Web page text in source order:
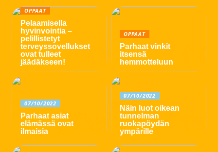
OPPAAT
Pelaamisella
hyvinvointia –
pelillistetyt
terveyssovellukset
ovat tulleet
jäädäkseen!
OPPAAT
Parhaat vinkit
itsensä
hemmotteluun
07/10/2022
Parhaat asiat
elämässä ovat
ilmaisia
07/10/2022
Näin luot oikean
tunnelman
ruokapöydän
ympärille